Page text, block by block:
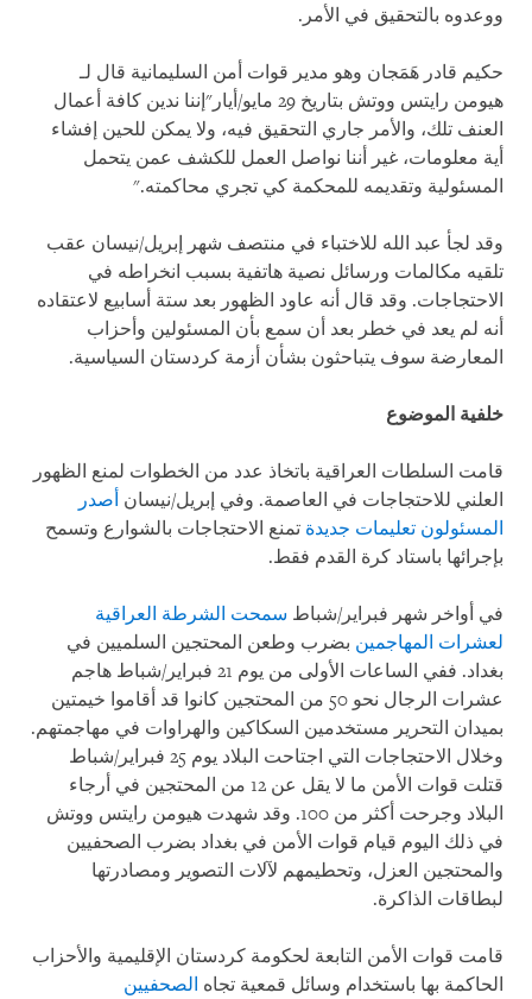
ووعدوه بالتحقيق في الأمر.
حكيم قادر هَمَجان وهو مدير قوات أمن السليمانية قال لـ
هيومن رايتس ووتش بتاريخ 29 مايو/أيار"إننا ندين كافة أعمال
العنف تلك، والأمر جاري التحقيق فيه، ولا يمكن للحين إفشاء
أية معلومات، غير أننا نواصل العمل للكشف عمن يتحمل
المسئولية وتقديمه للمحكمة كي تجري محاكمته."
وقد لجأ عبد الله للاختباء في منتصف شهر إبريل/نيسان عقب
تلقيه مكالمات ورسائل نصية هاتفية بسبب انخراطه في
الاحتجاجات. وقد قال أنه عاود الظهور بعد ستة أسابيع لاعتقاده
أنه لم يعد في خطر بعد أن سمع بأن المسئولين وأحزاب
المعارضة سوف يتباحثون بشأن أزمة كردستان السياسية.
خلفية الموضوع
قامت السلطات العراقية باتخاذ عدد من الخطوات لمنع الظهور
العلني للاحتجاجات في العاصمة. وفي إبريل/نيسان أصدر
المسئولون تعليمات جديدة تمنع الاحتجاجات بالشوارع وتسمح
بإجرائها باستاد كرة القدم فقط.
في أواخر شهر فبراير/شباط سمحت الشرطة العراقية
لعشرات المهاجمين بضرب وطعن المحتجين السلميين في
بغداد. ففي الساعات الأولى من يوم 21 فبراير/شباط هاجم
عشرات الرجال نحو 50 من المحتجين كانوا قد أقاموا خيمتين
بميدان التحرير مستخدمين السكاكين والهراوات في مهاجمتهم.
وخلال الاحتجاجات التي اجتاحت البلاد يوم 25 فبراير/شباط
قتلت قوات الأمن ما لا يقل عن 12 من المحتجين في أرجاء
البلاد وجرحت أكثر من 100. وقد شهدت هيومن رايتس ووتش
في ذلك اليوم قيام قوات الأمن في بغداد بضرب الصحفيين
والمحتجين العزل، وتحطيمهم لآلات التصوير ومصادرتها
لبطاقات الذاكرة.
قامت قوات الأمن التابعة لحكومة كردستان الإقليمية والأحزاب
الحاكمة بها باستخدام وسائل قمعية تجاه الصحفيين